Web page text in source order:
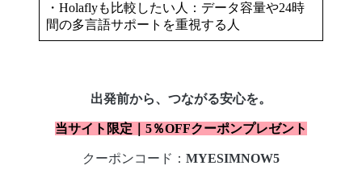
・Holaflyも比較したい人：データ容量や24時
間の多言語サポートを重視する人
出発前から、つながる安心を。
当サイト限定｜5％OFFクーポンプレゼント
クーポンコード： MYESIMNOW5